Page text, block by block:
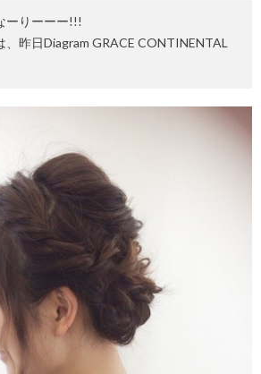
ーりーーー!!!
、昨日Diagram GRACE CONTINENTAL